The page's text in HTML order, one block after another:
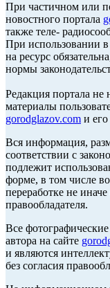
При частичном или
новостного портала
также теле-
При использовании
на ресурс
нормы
Редакция портала не
материалы
gorodglazov.com и
Вся информация,
соответствии с
подлежит
форме, в том числе
переработке не
правообладателя.
Все
автора на сайте
и являются
без согласия